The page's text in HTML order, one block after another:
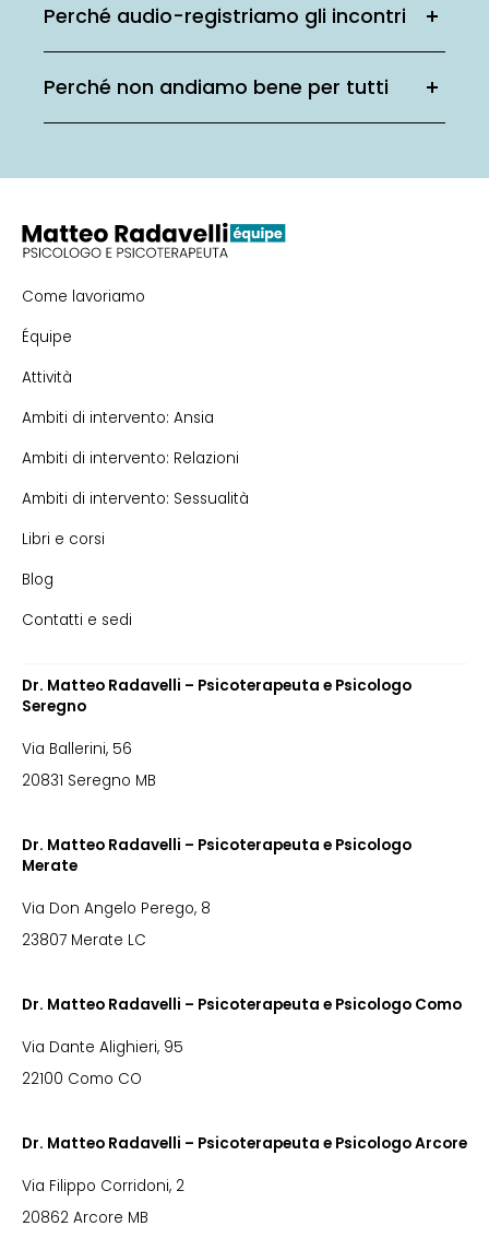
Perché audio-registriamo gli incontri
Perché non andiamo bene per tutti
Come lavoriamo
Équipe
Attività
Ambiti di intervento: Ansia
Ambiti di intervento: Relazioni
Ambiti di intervento: Sessualità
Libri e corsi
Blog
Contatti e sedi
Dr. Matteo Radavelli – Psicoterapeuta e Psicologo
Seregno
Via Ballerini, 56
20831 Seregno MB
Dr. Matteo Radavelli – Psicoterapeuta e Psicologo
Merate
Via Don Angelo Perego, 8
23807 Merate LC
Dr. Matteo Radavelli – Psicoterapeuta e Psicologo Como
Via Dante Alighieri, 95
22100 Como CO
Dr. Matteo Radavelli – Psicoterapeuta e Psicologo Arcore
Via Filippo Corridoni, 2
20862 Arcore MB